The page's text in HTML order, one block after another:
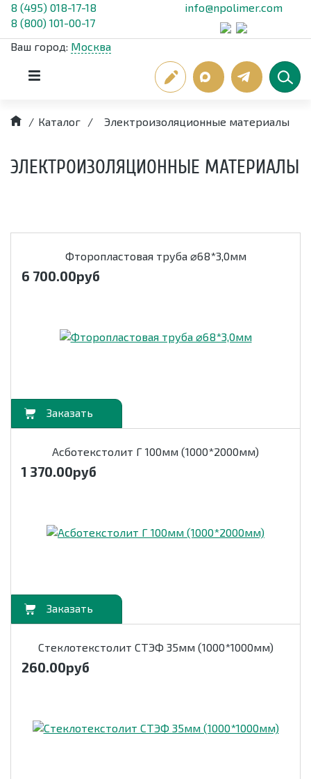
8 (495) 018-17-18
8 (800) 101-00-17
info@npolimer.com
Ваш город: Москва
/ Каталог / Электроизоляционные материалы
ЭЛЕКТРОИЗОЛЯЦИОННЫЕ МАТЕРИАЛЫ
Фторопластовая труба ⌀68*3,0мм
6 700.00руб
Асботекстолит Г 100мм (1000*2000мм)
1 370.00руб
Стеклотекстолит СТЭФ 35мм (1000*1000мм)
260.00руб